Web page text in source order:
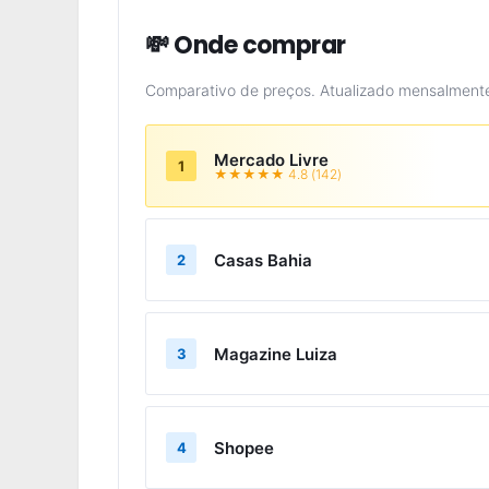
💸 Onde comprar
Comparativo de preços. Atualizado
1 Mercado Livre
★★★★★ 4.8 (142)
2 Casas Bahia
3 Magazine Luiza
4 Shopee